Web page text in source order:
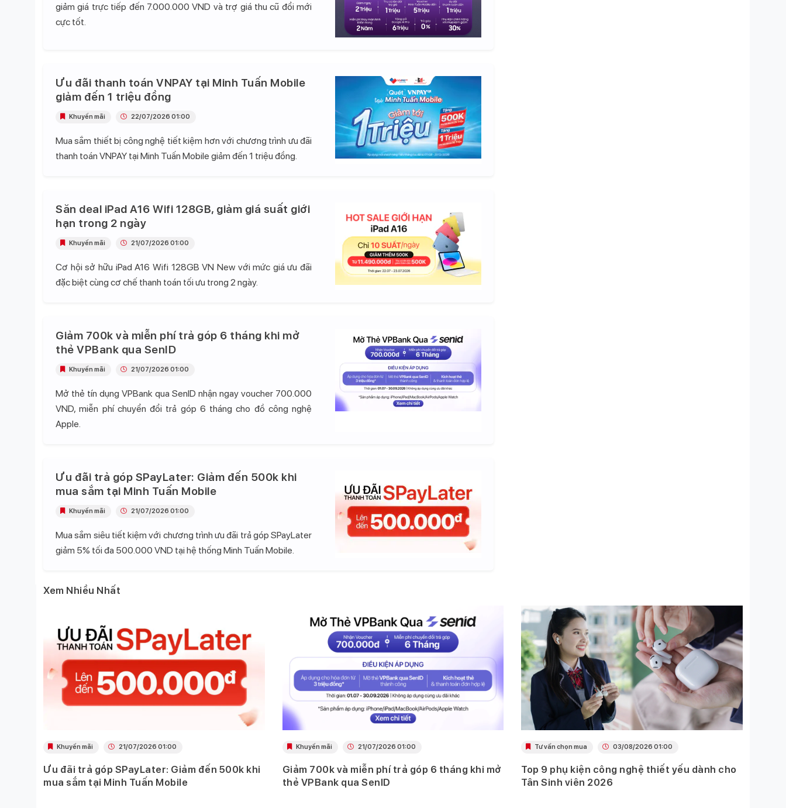
giảm giá trực tiếp đến 7.000.000 VND và trợ giá thu cũ đổi mới
cực tốt.
Ưu đãi thanh toán VNPAY tại Minh Tuấn Mobile
giảm đến 1 triệu đồng
Mua sắm thiết bị công nghệ tiết kiệm hơn với chương trình ưu đãi
thanh toán VNPAY tại Minh Tuấn Mobile giảm đến 1 triệu đồng.
Khuyến mãi 22/07/2026 01:00
Săn deal iPad A16 Wifi 128GB, giảm giá suất giới
hạn trong 2 ngày
Cơ hội sở hữu iPad A16 Wifi 128GB VN New với mức giá ưu đãi
đặc biệt cùng cơ chế thanh toán tối ưu trong 2 ngày.
Khuyến mãi 21/07/2026 01:00
Giảm 700k và miễn phí trả góp 6 tháng khi mở
thẻ VPBank qua SenID
Mở thẻ tín dụng VPBank qua SenID nhận ngay voucher 700.000
VND, miễn phí chuyển đổi trả góp 6 tháng cho đồ công nghệ
Apple.
Khuyến mãi 21/07/2026 01:00
Ưu đãi trả góp SPayLater: Giảm đến 500k khi
mua sắm tại Minh Tuấn Mobile
Mua sắm siêu tiết kiệm với chương trình ưu đãi trả góp SPayLater
giảm 5% tối đa 500.000 VND tại hệ thống Minh Tuấn Mobile.
Khuyến mãi 21/07/2026 01:00
Xem Nhiều Nhất
Khuyến mãi 21/07/2026 01:00
Ưu đãi trả góp SPayLater: Giảm đến 500k khi
mua sắm tại Minh Tuấn Mobile
Khuyến mãi 21/07/2026 01:00
Giảm 700k và miễn phí trả góp 6 tháng khi mở
thẻ VPBank qua SenID
Tư vấn chọn mua 03/08/2026 01:00
Top 9 phụ kiện công nghệ thiết yếu dành cho
Tân Sinh viên 2026